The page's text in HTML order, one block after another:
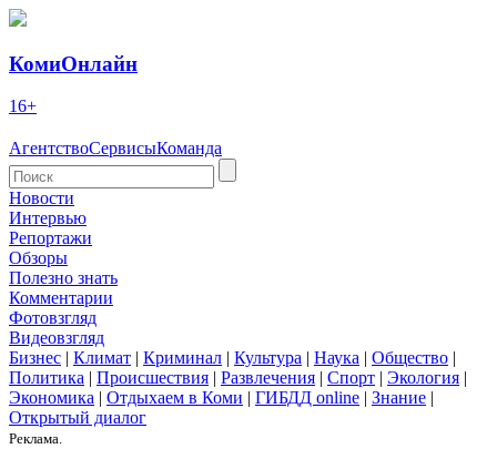
КомиОнлайн
16+
АгентствоСервисыКоманда
Новости
Интервью
Репортажи
Обзоры
Полезно знать
Комментарии
Фотовзгляд
Видеовзгляд
Бизнес | Климат | Криминал | Культура | Наука | Общество |
Политика | Происшествия | Развлечения | Спорт | Экология |
Экономика | Отдыхаем в Коми | ГИБДД online | Знание |
Открытый диалог
Реклама.